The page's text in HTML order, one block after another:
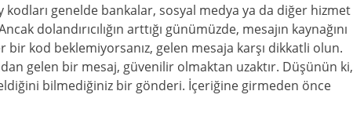
kodları genelde bankalar, sosyal medya ya da diğer hizmet
dolandırıcılığın arttığı günümüzde, mesajın kaynağını
kod beklemiyorsanız, gelen mesaja karşı dikkatli olun.
gelen bir mesaj, güvenilir olmaktan uzaktır. Düşünün ki,
bilmediğiniz bir gönderi. İçeriğine girmeden önce